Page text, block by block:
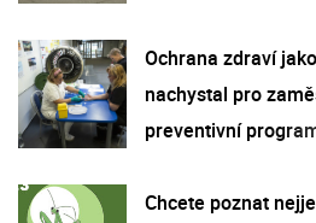
Ochrana zdraví
nachystal pro
preventivní
Chcete poznat